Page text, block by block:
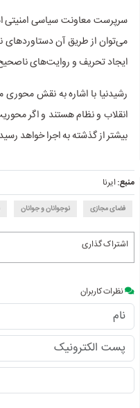
سرپرست معاونت سیاسی امنیتی
می‌توان از طریق آن دستاوردهای
ایجاد تحریف و روایت‌های
رشیدنیا با اشاره به نقش
انقلاب و نظام هستند و اگر
بیشتر از گذشته به اجرا خواهد
منبع:ایرنا
فضای مجازی نوجوانان و جوانان
اشتراک گذاری
نظرات کاربران